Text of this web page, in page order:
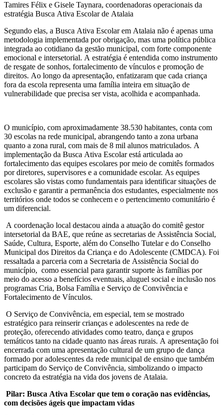
Tamires Félix e Gisele Taynara, coordenadoras operacionais da
estratégia Busca Ativa Escolar de Atalaia
Segundo elas, a Busca Ativa Escolar em Atalaia não é apenas uma
metodologia implementada por obrigação, mas uma política pública
integrada ao cotidiano da gestão municipal, com forte componente
emocional e intersetorial. A estratégia é entendida como instrumento
de resgate de sonhos, fortalecimento de vínculos e promoção de
direitos. Ao longo da apresentação, enfatizaram que cada criança
fora da escola representa uma família inteira em situação de
vulnerabilidade que precisa ser vista, acolhida e acompanhada.
O município, com aproximadamente 38.530 habitantes, conta com
30 escolas na rede municipal, abrangendo tanto a zona urbana
quanto a zona rural, com mais de 8 mil alunos matriculados. A
implementação da Busca Ativa Escolar está articulada ao
fortalecimento das equipes escolares por meio de comitês formados
por diretores, supervisores e a comunidade escolar. As equipes
escolares são vistas como fundamentais para identificar situações de
exclusão e garantir a permanência dos estudantes, especialmente nos
territórios onde todos se conhecem e o pertencimento comunitário é
um diferencial.
A coordenação local destacou ainda a atuação do comitê gestor
intersetorial da BAE, que reúne as secretarias de Assistência Social,
Saúde, Cultura, Esporte, além do Conselho Tutelar e do Conselho
Municipal dos Direitos da Criança e do Adolescente (CMDCA). Foi
ressaltada a parceria com a Secretaria de Assistência Social do
município, como essencial para garantir suporte às famílias por
meio do acesso a benefícios eventuais, aluguel social e inclusão nos
programas Cria, Bolsa Família e Serviço de Convivência e
Fortalecimento de Vínculos.
O Serviço de Convivência, em especial, tem se mostrado
estratégico para reinserir crianças e adolescentes na rede de
proteção, oferecendo atividades como teatro, dança e grupos
temáticos tanto na cidade quanto nas áreas rurais. A apresentação foi
encerrada com uma apresentação cultural de um grupo de dança
formado por adolescentes da rede municipal de ensino que também
participam do Serviço de Convivência, simbolizando o impacto
concreto da estratégia na vida dos jovens de Atalaia.
Pilar: Busca Ativa Escolar que tem o coração nas evidências,
com decisões ágeis que impactam vidas